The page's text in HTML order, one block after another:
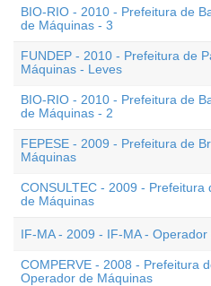
BIO-RIO - 2010 - Prefeitura de
de Máquinas - 3
FUNDEP - 2010 - Prefeitura de
Máquinas - Leves
BIO-RIO - 2010 - Prefeitura de
de Máquinas - 2
FEPESE - 2009 - Prefeitura de
Máquinas
CONSULTEC - 2009 -
de Máquinas
IF-MA - 2009 - IF-MA -
COMPERVE - 2008 - Prefeitura
Operador de Máquinas